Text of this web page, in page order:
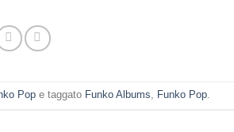
Pope taggato Funko Albums Funko Pop.